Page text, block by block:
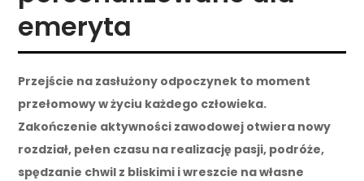
emeryta
Przejście na zasłużony odpoczynek to moment
przełomowy w życiu każdego człowieka.
Zakończenie aktywności zawodowej otwiera nowy
rozdział, pełen czasu na realizację pasji, podróże,
spędzanie chwil z bliskimi i wreszcie na własne